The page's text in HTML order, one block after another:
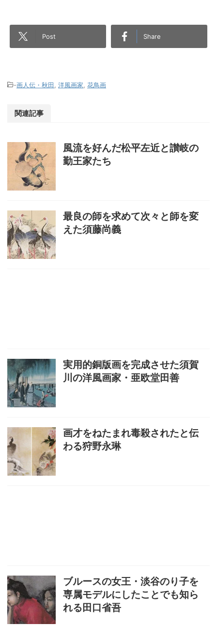
Post Share
-画人伝・秋田 洋風画家 花鳥画
関連記事
風流を好んだ松平左近と讃岐の
勤王家たち
最良の師を求めて次々と師を変
えた須藤尚義
実用的銅版画を完成させた須賀
川の洋風画家・亜欧堂田善
画才をねたまれ毒殺されたと伝
わる狩野永琳
ブルースの女王・淡谷のり子を
専属モデルにしたことでも知ら
れる田口省吾